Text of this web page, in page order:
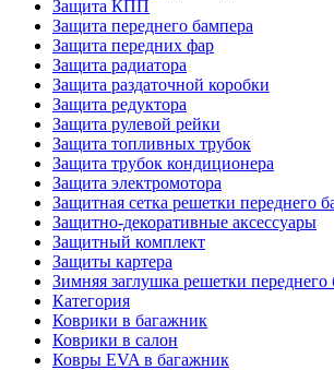
Защита КПП
Защита переднего бампера
Защита передних фар
Защита радиатора
Защита раздаточной коробки
Защита редуктора
Защита рулевой рейки
Защита топливных трубок
Защита трубок кондиционера
Защита электромотора
Защитная сетка решетки переднего
Защитно-декоративные аксессуары
Защитный комплект
Защиты картера
Зимняя заглушка решетки переднего
Категория
Коврики в багажник
Коврики в салон
Ковры EVA в багажник